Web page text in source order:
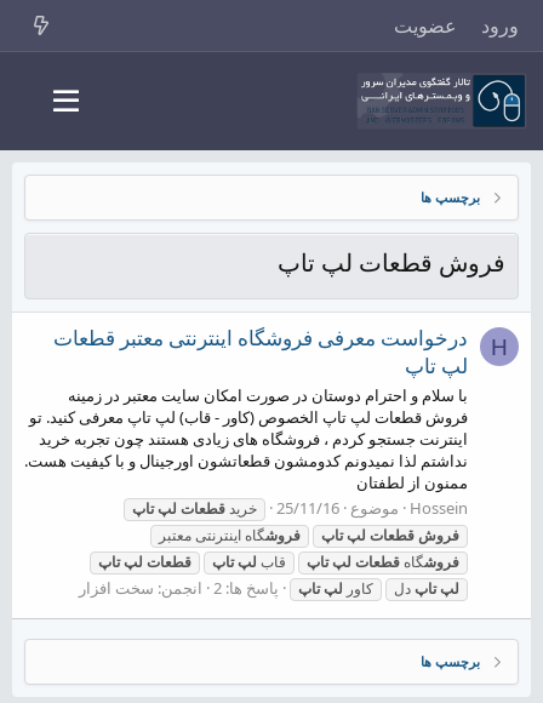
ورود عضویت
برچسپ ها
فروش قطعات لپ تاپ
H
درخواست معرفی فروشگاه اینترنتی معتبر قطعات
لپ تاپ
با سلام و احترام دوستان در صورت امکان سایت معتبر در زمینه
فروش قطعات لپ تاپ الخصوص (کاور - قاب) لپ تاپ معرفی کنید. تو
اینترنت جستجو کردم ، فروشگاه های زیادی هستند چون تجربه خرید
نداشتم لذا نمیدونم کدومشون قطعاتشون اورجینال و با کیفیت هست.
ممنون از لطفتان
Hossein
موضوع 25/11/16 خریدقطعات لپتاپ
فروشقطعات لپتاپ فروشگاه اینترنتی معتبر
فروشگاه قطعات لپتاپ قاب لپتاپ قطعات لپتاپ
لپتاپدل کاور لپتاپ پاسخ ها: 2 انجمن: سخت افزار
برچسپ ها